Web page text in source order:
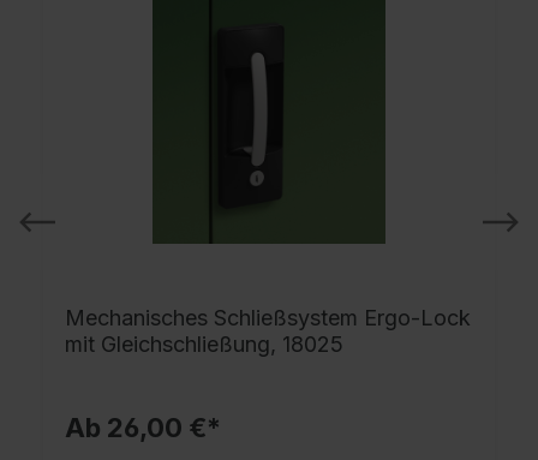
Mechanisches Schließsystem Ergo-Lock
mit Gleichschließung, 18025
Ab 26,00 €*